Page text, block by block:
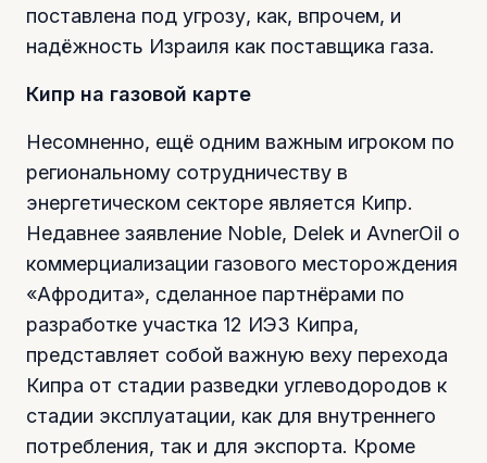
поставлена под угрозу, как, впрочем, и
надёжность Израиля как поставщика газа.
Кипр на газовой карте
Несомненно, ещё одним важным игроком по
региональному сотрудничеству в
энергетическом секторе является Кипр.
Недавнее заявление Noble, Delek и AvnerOil о
коммерциализации газового месторождения
«Афродита», сделанное партнёрами по
разработке участка 12 ИЭЗ Кипра,
представляет собой важную веху перехода
Кипра от стадии разведки углеводородов к
стадии эксплуатации, как для внутреннего
потребления, так и для экспорта. Кроме